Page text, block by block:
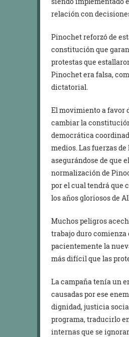
relación con
Pinochet reforzó de
constitución que
protestas que
Pinochet era falsa,
dictatorial.
El movimiento a favor
cambiar la
democrática
medios. Las fuerzas
asegurándose de que
normalización de
por el cual tendrá que
los años gloriosos de
Muchos peligros
trabajo duro comienza
pacientemente la
más difícil que las
La campaña tenía un
causadas por ese
dignidad, justicia
programa, traducirlo
internas que se